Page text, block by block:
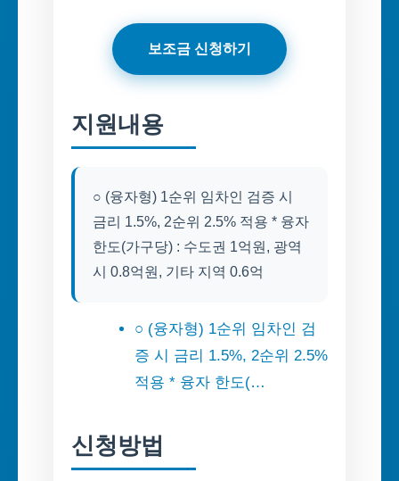
보조금 신청하기
지원내용
○ (융자형) 1순위 임차인 검증 시
금리 1.5%, 2순위 2.5% 적용 * 융자
한도(가구당) : 수도권 1억원, 광역
시 0.8억원, 기타 지역 0.6억
○ (융자형) 1순위 임차인 검
증 시 금리 1.5%, 2순위 2.5%
적용 * 융자 한도(…
신청방법